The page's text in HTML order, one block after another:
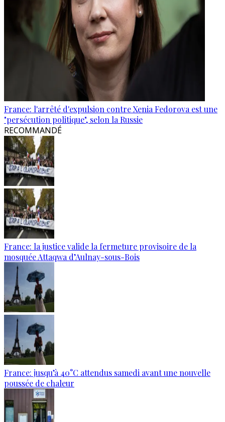
France: l'arrêté d'expulsion contre Xenia Fedorova est une
"persécution politique", selon la Russie
RECOMMANDÉ
France: la justice valide la fermeture provisoire de la
mosquée Attaqwa d’Aulnay-sous-Bois
France: jusqu’à 40°C attendus samedi avant une nouvelle
poussée de chaleur